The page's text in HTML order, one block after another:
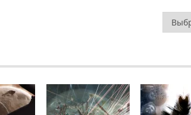
Рубрики